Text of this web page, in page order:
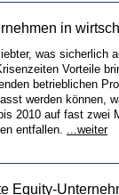
in
was sicherlich
Vorteile
betrieblichen
werden können,
2010 auf fast zwei
entfallen. ...weiter
Equity-